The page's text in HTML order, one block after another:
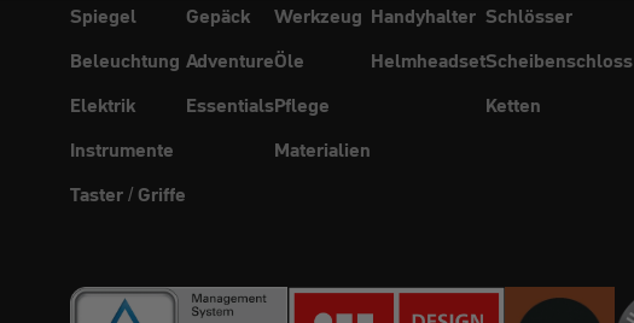
Spiegel
Beleuchtung
Elektrik
Instrumente
Taster / Griffe
Gepäck
Adventure
Essentials
Werkzeug
Öle
Pflege
Materialien
Handyhalter
Helmheadset
Schlösser
Scheibenschloss
Ketten